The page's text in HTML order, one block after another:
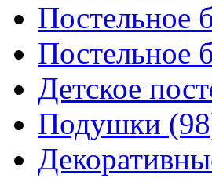
Постельное
Постельное
Детское
Подушки